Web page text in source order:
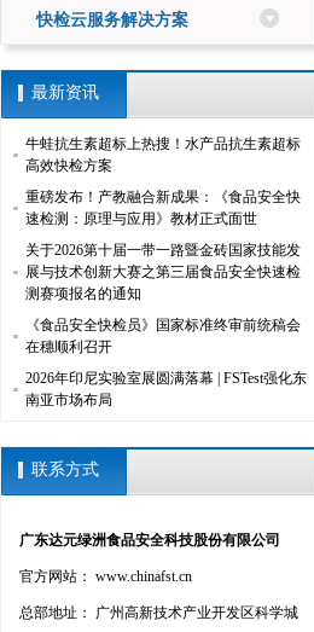
快检云服务解决方案
最新资讯
牛蛙抗生素超标上热搜！水产品抗生素超标
高效快检方案
重磅发布！产教融合新成果：《食品安全快
速检测：原理与应用》教材正式面世
关于2026第十届一带一路暨金砖国家技能发
展与技术创新大赛之第三届食品安全快速检
测赛项报名的通知
《食品安全快检员》国家标准终审前统稿会
在穗顺利召开
2026年印尼实验室展圆满落幕 | FSTest强化东
南亚市场布局
联系方式
广东达元绿洲食品安全科技股份有限公司
官方网站： www.chinafst.cn
总部地址： 广州高新技术产业开发区科学城